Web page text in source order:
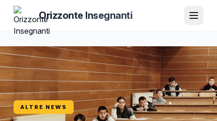
Orizzonte Insegnanti
ALTRE NEWS